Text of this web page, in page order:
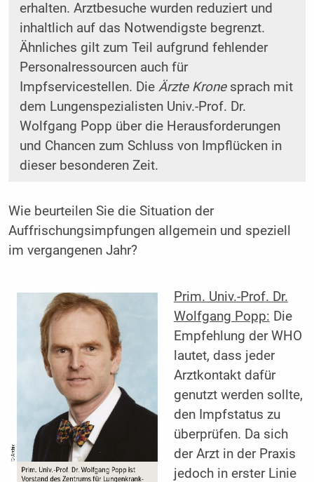
erhalten. Arztbesuche wurden reduziert und
inhaltlich auf das Notwendigste begrenzt.
Ähnliches gilt zum Teil aufgrund fehlender
Personalressourcen auch für
Impfservicestellen. Die Ärzte Kronesprach mit
dem Lungenspezialisten Univ.-Prof. Dr.
Wolfgang Popp über die Herausforderungen
und Chancen zum Schluss von Impflücken in
dieser besonderen Zeit.
Wie beurteilen Sie die Situation der
Auffrischungsimpfungen allgemein und speziell
im vergangenen Jahr?
Prim. Univ.-Prof. Dr.
Wolfgang Popp: Die
Empfehlung der WHO
lautet, dass jeder
Arztkontakt dafür
genutzt werden sollte,
den Impfstatus zu
überprüfen. Da sich
der Arzt in der Praxis
jedoch in erster Linie